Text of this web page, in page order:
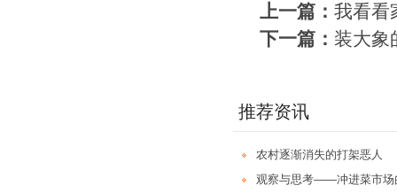
上一篇： 我看看
下一篇： 装大象
推荐资讯
农村逐渐消失的打架恶人
观察与思考——冲进菜市场